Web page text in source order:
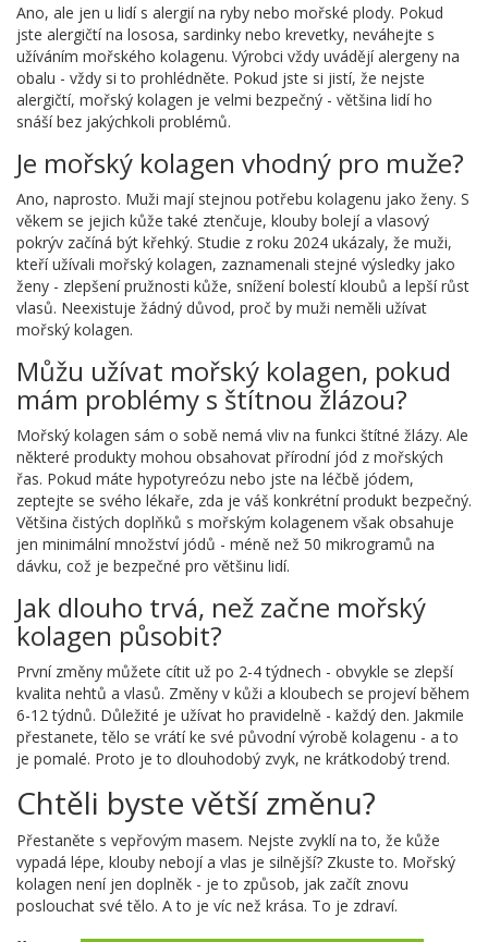
Ano, ale jen u lidí s alergií na ryby nebo mořské plody. Pokud
jste alergičtí na lososa, sardinky nebo krevetky, neváhejte s
užíváním mořského kolagenu. Výrobci vždy uvádějí alergeny na
obalu - vždy si to prohlédněte. Pokud jste si jistí, že nejste
alergičtí, mořský kolagen je velmi bezpečný - většina lidí ho
snáší bez jakýchkoli problémů.
Je mořský kolagen vhodný pro muže?
Ano, naprosto. Muži mají stejnou potřebu kolagenu jako ženy. S
věkem se jejich kůže také ztenčuje, klouby bolejí a vlasový
pokrýv začíná být křehký. Studie z roku 2024 ukázaly, že muži,
kteří užívali mořský kolagen, zaznamenali stejné výsledky jako
ženy - zlepšení pružnosti kůže, snížení bolestí kloubů a lepší růst
vlasů. Neexistuje žádný důvod, proč by muži neměli užívat
mořský kolagen.
Můžu užívat mořský kolagen, pokud
mám problémy s štítnou žlázou?
Mořský kolagen sám o sobě nemá vliv na funkci štítné žlázy. Ale
některé produkty mohou obsahovat přírodní jód z mořských
řas. Pokud máte hypotyreózu nebo jste na léčbě jódem,
zeptejte se svého lékaře, zda je váš konkrétní produkt bezpečný.
Většina čistých doplňků s mořským kolagenem však obsahuje
jen minimální množství jódů - méně než 50 mikrogramů na
dávku, což je bezpečné pro většinu lidí.
Jak dlouho trvá, než začne mořský
kolagen působit?
První změny můžete cítit už po 2-4 týdnech - obvykle se zlepší
kvalita nehtů a vlasů. Změny v kůži a kloubech se projeví během
6-12 týdnů. Důležité je užívat ho pravidelně - každý den. Jakmile
přestanete, tělo se vrátí ke své původní výrobě kolagenu - a to
je pomalé. Proto je to dlouhodobý zvyk, ne krátkodobý trend.
Chtěli byste větší změnu?
Přestaněte s vepřovým masem. Nejste zvyklí na to, že kůže
vypadá lépe, klouby nebojí a vlas je silnější? Zkuste to. Mořský
kolagen není jen doplněk - je to způsob, jak začít znovu
poslouchat své tělo. A to je víc než krása. To je zdraví.